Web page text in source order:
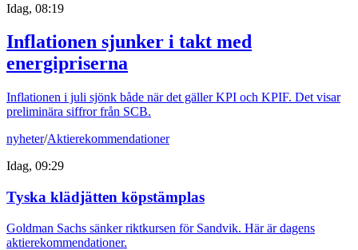
Idag, 08:19
Inflationen sjunker i takt med
energipriserna
Inflationen i juli sjönk både när det gäller KPI och KPIF. Det visar
preliminära siffror från SCB.
nyheter/Aktierekommendationer
Idag, 09:29
Tyska klädjätten köpstämplas
Goldman Sachs sänker riktkursen för Sandvik. Här är dagens
aktierekommendationer.